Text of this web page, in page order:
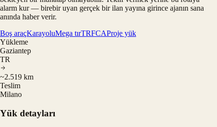
alarm kur — birebir uyan gerçek bir ilan yayına girince ajanın sana
anında haber verir.
Boş araçKarayoluMega tırTRFCAProje yük
Yükleme
Gaziantep
TR
~2.519 km
Teslim
Milano
Yük detayları